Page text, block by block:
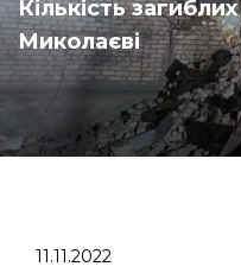
Кількість
Миколаєві
11.11.2022